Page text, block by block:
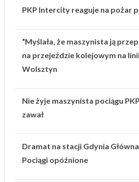
PKP Intercity reaguje na pożar
“Myślała, że maszynista ją
na przejeździe kolejowym na
Wolsztyn
Nie żyje maszynista pociągu
zawał
Dramat na stacji Gdynia
Pociągi opóźnione